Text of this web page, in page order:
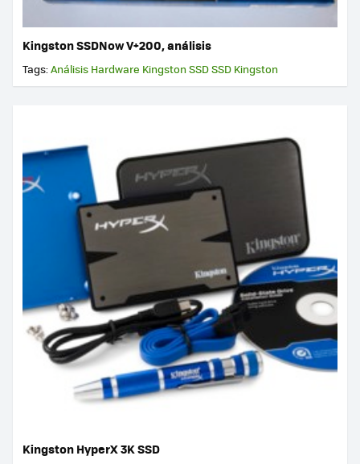
Kingston SSDNow V+200, análisis
Tags: Análisis Hardware KingstonSSDSSD Kingston
Kingston HyperX 3K SSD